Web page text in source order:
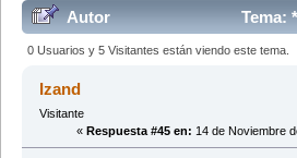
Autor
Tema:
Configuraciones* (Leído 313984
0 Usuarios y 5 Visitantes están viendo este tema.
Izand
Visitante
« Respuesta #45 en: 14 de Noviembre